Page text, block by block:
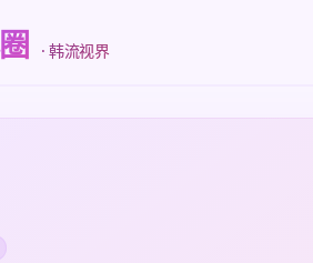
· 韩流视界